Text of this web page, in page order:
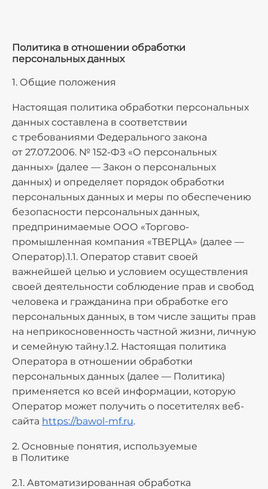
Политика в отношении обработки
персональных данных
1. Общие положения
Настоящая политика обработки персональных
данных составлена в соответствии
с требованиями Федерального закона
от 27.07.2006. № 152-ФЗ «О персональных
данных» (далее — Закон о персональных
данных) и определяет порядок обработки
персональных данных и меры по обеспечению
безопасности персональных данных,
предпринимаемые ООО «Торгово-
промышленная компания «ТВЕРЦА» (далее —
Оператор).1.1. Оператор ставит своей
важнейшей целью и условием осуществления
своей деятельности соблюдение прав и свобод
человека и гражданина при обработке его
персональных данных, в том числе защиты прав
на неприкосновенность частной жизни, личную
и семейную тайну.1.2. Настоящая политика
Оператора в отношении обработки
персональных данных (далее — Политика)
применяется ко всей информации, которую
Оператор может получить о посетителях веб-
сайта https://bawol-mf.ru.
2. Основные понятия, используемые
в Политике
2.1. Автоматизированная обработка